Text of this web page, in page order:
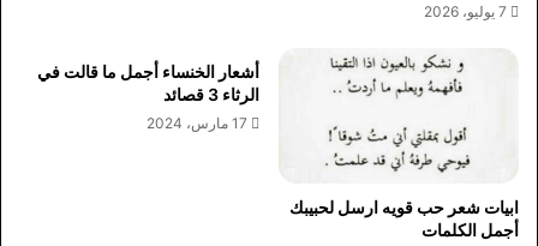
7 يوليو، 2026
ابيات شعر حب قويه ارسل لحبيبك
أجمل الكلمات
أشعار الخنساء أجمل ما قالت في
الرثاء 3 قصائد
17 مارس، 2024